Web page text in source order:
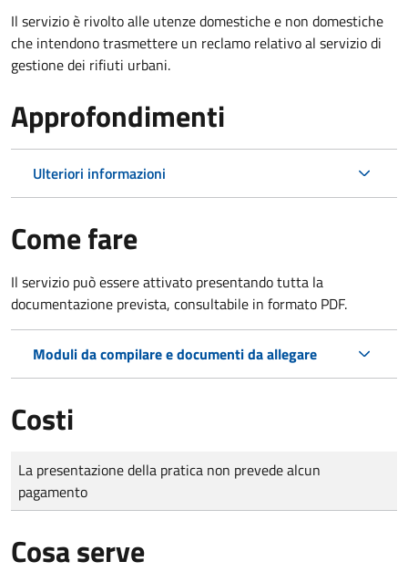
Il servizio è rivolto alle utenze domestiche e non domestiche
che intendono trasmettere un reclamo relativo al servizio di
gestione dei rifiuti urbani.
Approfondimenti
Ulteriori informazioni
Come fare
Il servizio può essere attivato presentando tutta la
documentazione prevista, consultabile in formato PDF.
Moduli da compilare e documenti da allegare
Costi
Tipo di pagamento
Importo
La presentazione della pratica non prevede alcun
pagamento
Cosa serve